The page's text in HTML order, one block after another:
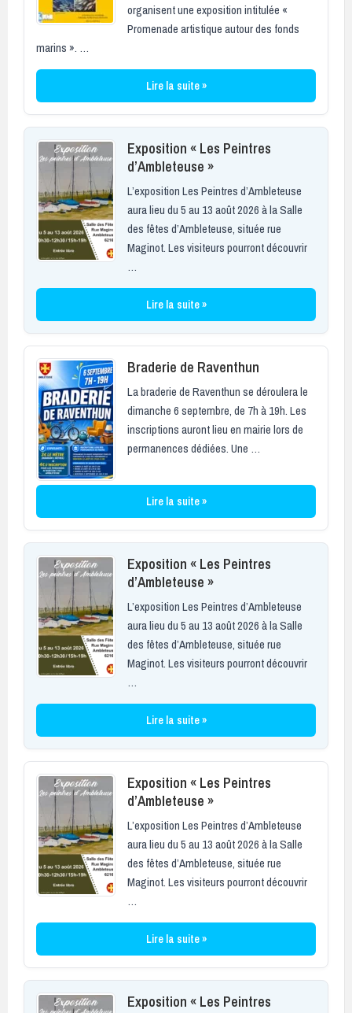
organisent une exposition intitulée «
Promenade artistique autour des fonds
marins ». …
Lire la suite »
Exposition « Les Peintres
d’Ambleteuse »
L’exposition Les Peintres d’Ambleteuse
aura lieu du 5 au 13 août 2026 à la Salle
des fêtes d’Ambleteuse, située rue
Maginot. Les visiteurs pourront découvrir
…
Lire la suite »
Braderie de Raventhun
La braderie de Raventhun se déroulera le
dimanche 6 septembre, de 7h à 19h. Les
inscriptions auront lieu en mairie lors de
permanences dédiées. Une …
Lire la suite »
Exposition « Les Peintres
d’Ambleteuse »
L’exposition Les Peintres d’Ambleteuse
aura lieu du 5 au 13 août 2026 à la Salle
des fêtes d’Ambleteuse, située rue
Maginot. Les visiteurs pourront découvrir
…
Lire la suite »
Exposition « Les Peintres
d’Ambleteuse »
L’exposition Les Peintres d’Ambleteuse
aura lieu du 5 au 13 août 2026 à la Salle
des fêtes d’Ambleteuse, située rue
Maginot. Les visiteurs pourront découvrir
…
Lire la suite »
Exposition « Les Peintres